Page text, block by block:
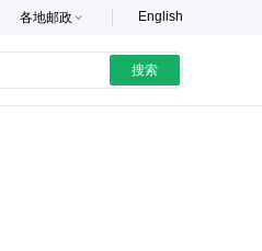
English
各地邮政
搜索